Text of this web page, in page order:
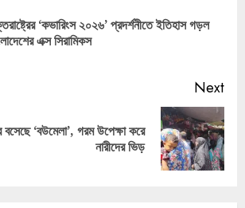
‘কভারিংস ২০২৬’ প্রদর্শনীতে ইতিহাস গড়ল
এক্স সিরামিকস
Next
বসেছে ‘বউমেলা’, গরম উপেক্ষা করে
নারীদের ভিড়